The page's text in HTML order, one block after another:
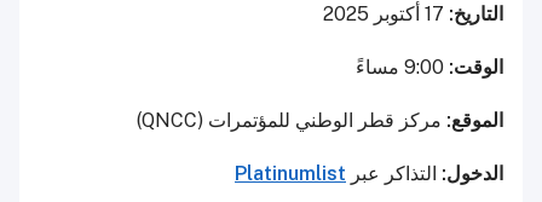
التاريخ:
الوقت:
الموقع: مركز قطر الوطني للمؤتمرات (QNCC)
الدخول: التذاكر عبر Platinumlist